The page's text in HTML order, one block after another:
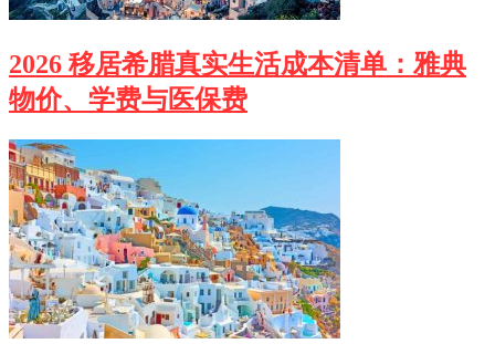
2026 移居希腊真实生活成本清单：雅典
物价、学费与医保费